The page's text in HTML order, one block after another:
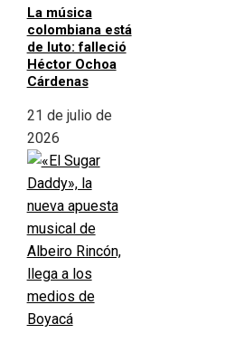
La música
colombiana está
de luto: falleció
Héctor Ochoa
Cárdenas
21 de julio de
2026